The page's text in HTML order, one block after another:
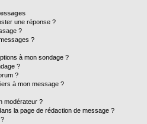
une réponse ?
?
?
à mon sondage ?
?
?
à mon message ?
modérateur ?
la page de rédaction de message ?